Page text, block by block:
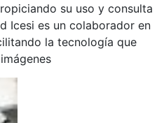
su uso y consulta
Icesi es un colaborador en
la tecnología que